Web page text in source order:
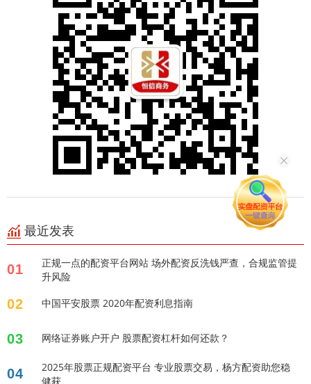
最近发表
01
正规一点的配资平台网站 场外配资反洗钱严查，合规监管提
升风险
02 中国平安股票 2020年配资利息指南
03 网络证券账户开户 股票配资杠杆如何还款？
04
2025年股票正规配资平台 专业股票交易，杨方配资助您稳
健获